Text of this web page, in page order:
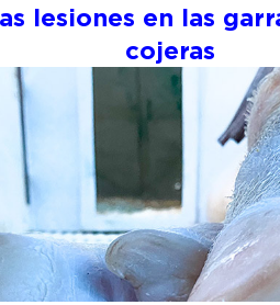
lesiones en las
cojeras